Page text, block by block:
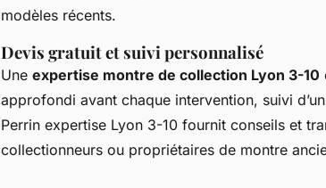
modèles récents.
Devis gratuit et suivi personnalisé
Une expertise montre de collection Lyon 3-10
approfondi avant chaque intervention, suivi
Perrin expertise Lyon 3-10 fournit conseils et
collectionneurs ou propriétaires de montre